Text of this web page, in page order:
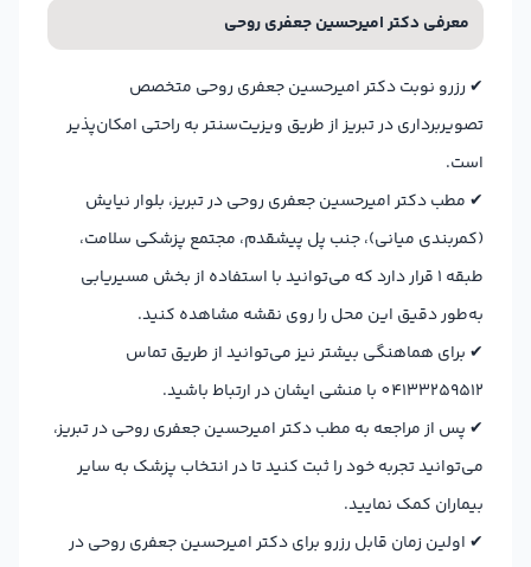
معرفی دکتر امیرحسین جعفری روحی
✔ رزرو نوبت دکتر امیرحسین جعفری روحی متخصص
تصویربرداری در تبریز از طریق ویزیت‌سنتر به راحتی امکان‌پذیر
است.
✔ مطب دکتر امیرحسین جعفری روحی در تبریز، بلوار نیایش
(کمربندی میانی)، جنب پل پیشقدم، مجتمع پزشکی سلامت،
طبقه 1 قرار دارد که می‌توانید با استفاده از بخش مسیریابی
به‌طور دقیق این محل را روی نقشه مشاهده کنید.
✔ برای هماهنگی بیشتر نیز می‌توانید از طریق تماس
04133259512 با منشی ایشان در ارتباط باشید.
✔ پس از مراجعه به مطب دکتر امیرحسین جعفری روحی در تبریز،
می‌توانید تجربه خود را ثبت کنید تا در انتخاب پزشک به سایر
بیماران کمک نمایید.
✔ اولین زمان قابل رزرو برای دکتر امیرحسین جعفری روحی در